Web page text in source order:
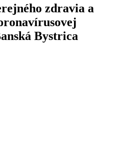
zdravia a
Bystrica